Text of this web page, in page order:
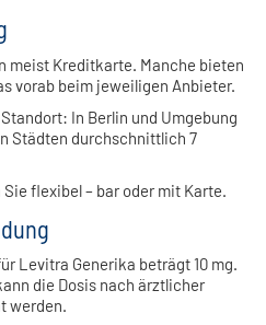
meist Kreditkarte. Manche bieten
vorab beim jeweiligen Anbieter.
In Berlin und Umgebung
Städten durchschnittlich 7
flexibel – bar oder mit Karte.
Levitra Generika beträgt 10 mg.
die Dosis nach ärztlicher
werden.